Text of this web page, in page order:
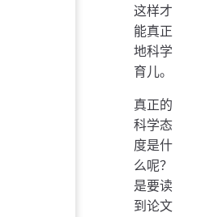
这样才
能真正
地科学
育儿。
真正的
科学态
度是什
么呢？
是要读
到论文